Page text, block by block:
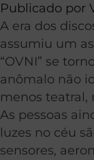
Publicado por
A era dos
assumiu um
“OVNI” se
anômalo não
menos teatral,
As pessoas
luzes no céu
sensores,